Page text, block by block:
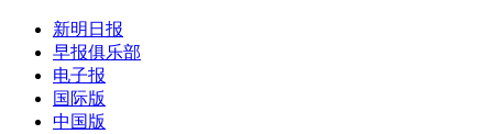
新明日报
早报俱乐部
电子报
国际版
中国版